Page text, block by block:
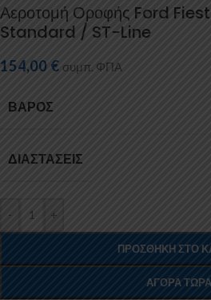
Αεροτομή Οροφής Ford
Standard / ST-Line
154,00 € συμπ. ΦΠΑ
ΒΆΡΟΣ
ΔΙΑΣΤΆΣΕΙΣ
- +
ΠΡΟΣΘΉΚΗ ΣΤΟ
ΑΓΟΡΆ ΤΏΡΑ